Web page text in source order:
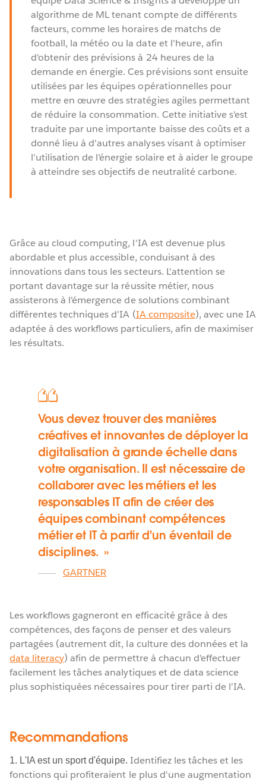
algorithme de ML tenant compte de différents
facteurs, comme les horaires de matchs de
football, la météo ou la date et l'heure, afin
d'obtenir des prévisions à 24 heures de la
demande en énergie. Ces prévisions sont ensuite
utilisées par les équipes opérationnelles pour
mettre en œuvre des stratégies agiles permettant
de réduire la consommation. Cette initiative s'est
traduite par une importante baisse des coûts et a
donné lieu à d'autres analyses visant à optimiser
l'utilisation de l'énergie solaire et à aider le groupe
à atteindre ses objectifs de neutralité carbone.
Grâce au cloud computing, l'IA est devenue plus
abordable et plus accessible, conduisant à des
innovations dans tous les secteurs. L'attention se
portant davantage sur la réussite métier, nous
assisterons à l'émergence de solutions combinant
différentes techniques d'IA (IA composite), avec une IA
adaptée à des workflows particuliers, afin de maximiser
les résultats.
Vous devez trouver des manières
créatives et innovantes de déployer la
digitalisation à grande échelle dans
votre organisation. Il est nécessaire de
collaborer avec les métiers et les
responsables IT afin de créer des
équipes combinant compétences
métier et IT à partir d'un éventail de
disciplines.
GARTNER
Les workflows gagneront en efficacité grâce à des
compétences, des façons de penser et des valeurs
partagées (autrement dit, la culture des données et la
data literacy) afin de permettre à chacun d'effectuer
facilement les tâches analytiques et de data science
plus sophistiquées nécessaires pour tirer parti de l'IA.
Recommandations
1. L'IA est un sport d'équipe. Identifiez les tâches et les
fonctions qui profiteraient le plus d'une augmentation